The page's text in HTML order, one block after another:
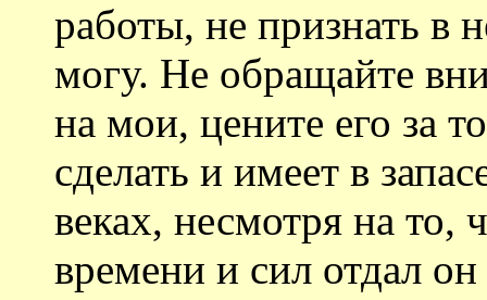
работы, не признать в
могу. Не обращайте
на мои, цените его за
сделать и имеет в
веках, несмотря на то,
времени и сил отдал